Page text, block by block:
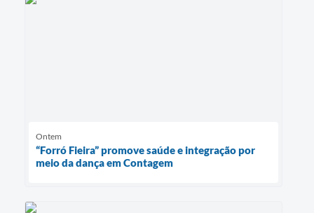
Ontem
“Forró Fieira” promove saúde e integração por
meio da dança em Contagem